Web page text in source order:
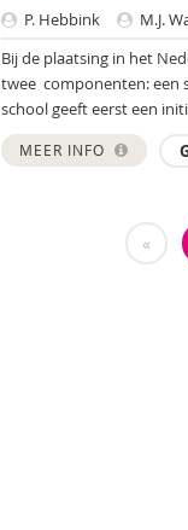
P. Hebbink M.J.
Bij de plaatsing in het
twee componenten: een
school geeft eerst een
MEER INFO
«